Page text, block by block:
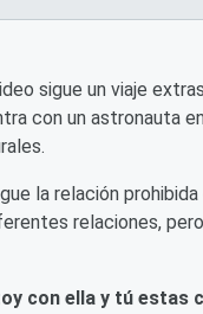
sigue un viaje
con un astronauta
la relación
relaciones,
con ella y tú estas